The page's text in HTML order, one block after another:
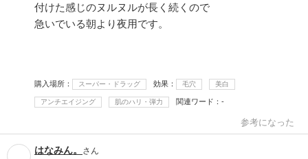
付けた感じのヌルヌルが長く続くので
急いでいる朝より夜用です。
購入場所 スーパー・ドラッグ 効果 毛穴 美白
アンチエイジング 肌のハリ・弾力 関連ワード -
参考になった
はなみん。 さん